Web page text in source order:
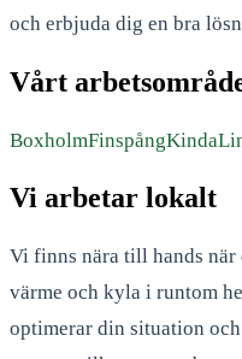
och erbjuda dig en bra
Vårt
BoxholmFinspångKinda
Vi arbetar lokalt
Vi finns nära till hands
värme och kyla i runtom
optimerar din situation